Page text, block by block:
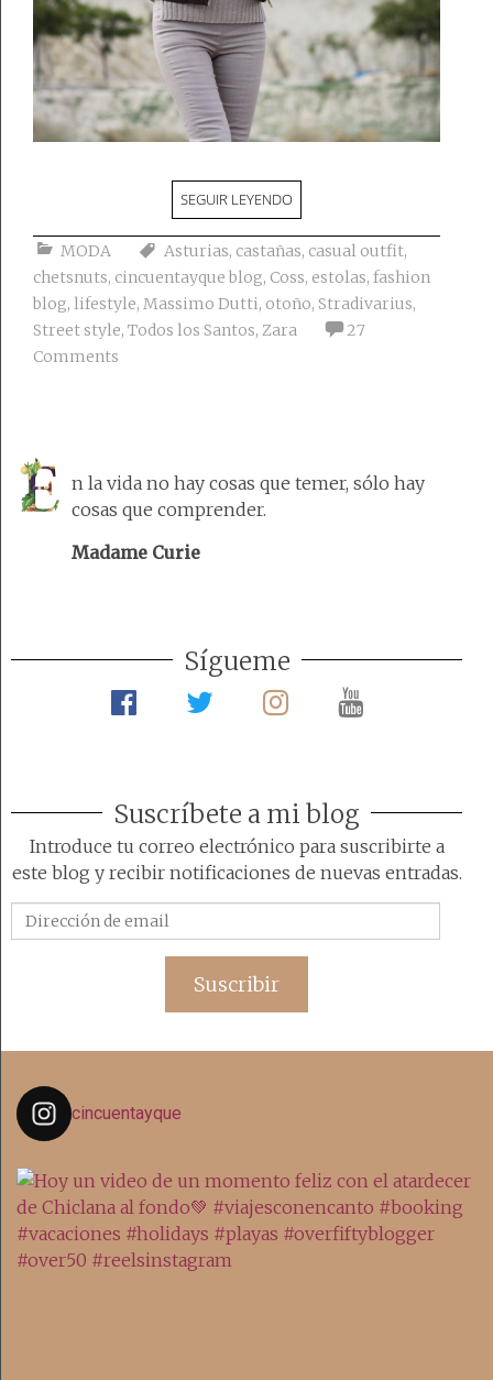
SEGUIR LEYENDO
MODA Asturias, castañas, casual outfit,
chetsnuts, cincuentayque blog, Coss, estolas, fashion
blog, lifestyle, Massimo Dutti, otoño, Stradivarius,
Street style, Todos los Santos, Zara
27
Comments
n la vida no hay cosas que temer, sólo hay
cosas que comprender.
Madame Curie
Sígueme
Suscríbete a mi blog
Introduce tu correo electrónico para suscribirte a
este blog y recibir notificaciones de nuevas entradas.
de
Suscribir
cincuentayque